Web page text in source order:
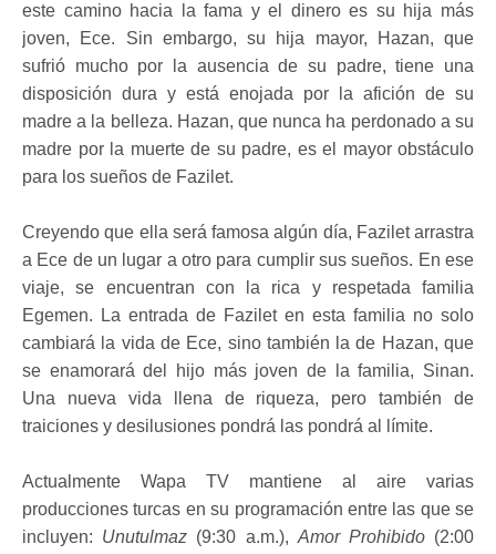
este camino hacia la fama y el dinero es su hija más
joven, Ece. Sin embargo, su hija mayor, Hazan, que
sufrió mucho por la ausencia de su padre, tiene una
disposición dura y está enojada por la afición de su
madre a la belleza. Hazan, que nunca ha perdonado a su
madre por la muerte de su padre, es el mayor obstáculo
para los sueños de Fazilet.
Creyendo que ella será famosa algún día, Fazilet arrastra
a Ece de un lugar a otro para cumplir sus sueños. En ese
viaje, se encuentran con la rica y respetada familia
Egemen. La entrada de Fazilet en esta familia no solo
cambiará la vida de Ece, sino también la de Hazan, que
se enamorará del hijo más joven de la familia, Sinan.
Una nueva vida llena de riqueza, pero también de
traiciones y desilusiones pondrá las pondrá al límite.
Actualmente Wapa TV mantiene al aire varias
producciones turcas en su programación entre las que se
incluyen: Unutulmaz (9:30 a.m.), Amor Prohibido(2:00